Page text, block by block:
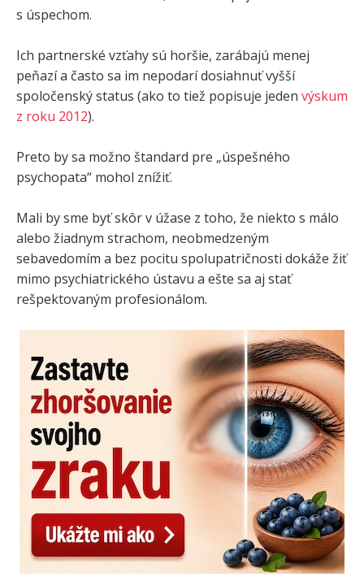
s úspechom.
Ich partnerské vzťahy sú horšie, zarábajú menej
peňazí a často sa im nepodarí dosiahnuť vyšší
spoločenský status (ako to tiež popisuje jeden výskum
z roku 2012).
Preto by sa možno štandard pre „úspešného
psychopata“ mohol znížiť.
Mali by sme byť skôr v úžase z toho, že niekto s málo
alebo žiadnym strachom, neobmedzeným
sebavedomím a bez pocitu spolupatričnosti dokáže žiť
mimo psychiatrického ústavu a ešte sa aj stať
rešpektovaným profesionálom.